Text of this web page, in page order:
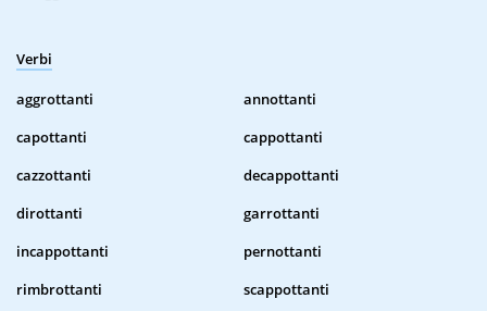
Verbi
aggrottanti
annottanti
capottanti
cappottanti
cazzottanti
decappottanti
dirottanti
garrottanti
incappottanti
pernottanti
rimbrottanti
scappottanti